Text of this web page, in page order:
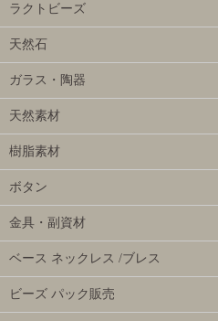
ラクトビーズ
天然石
ガラス・陶器
天然素材
樹脂素材
ボタン
金具・副資材
ベース ネックレス /ブレス
ビーズ パック販売